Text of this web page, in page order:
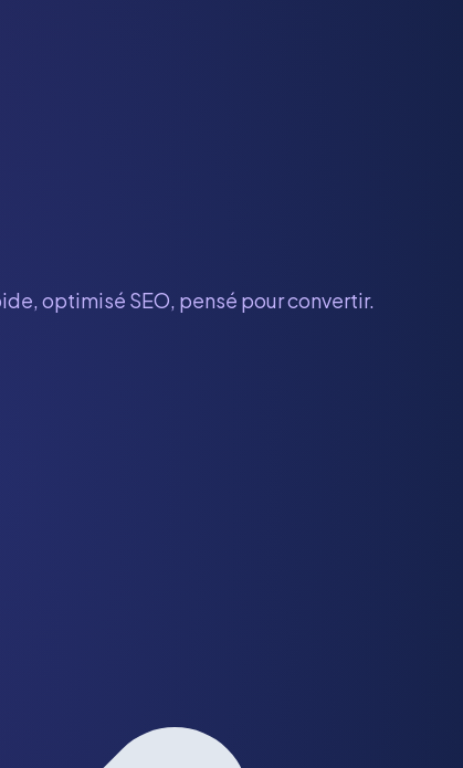
optimisé SEO, pensé pour convertir.